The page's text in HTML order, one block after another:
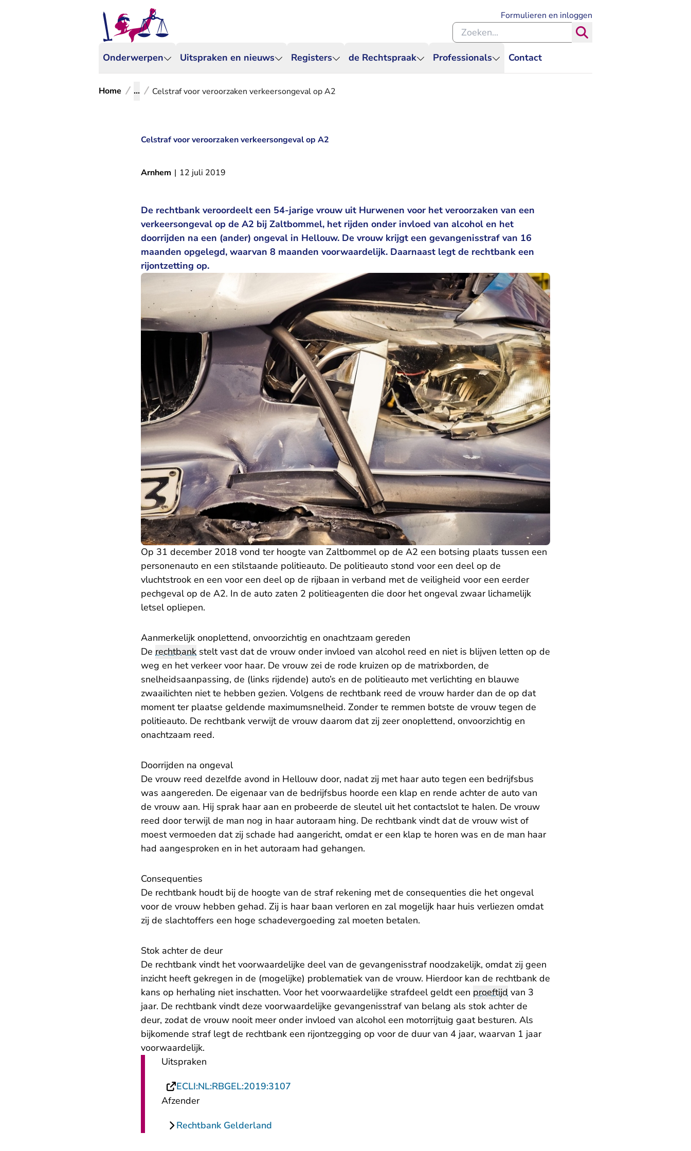
Onderwerpen Uitspraken en nieuws Registers de Rechtspraak Professionals Contact
Formulieren en inloggen
Zoeken binnen de Rechtspraak
Home ... Celstraf voor veroorzaken verkeersongeval op A2
Celstraf voor veroorzaken verkeersongeval op A2
Arnhem | 12 juli 2019
De rechtbank veroordeelt een 54-jarige vrouw uit Hurwenen voor het veroorzaken van een
verkeersongeval op de A2 bij Zaltbommel, het rijden onder invloed van alcohol en het
doorrijden na een (ander) ongeval in Hellouw. De vrouw krijgt een gevangenisstraf van 16
maanden opgelegd, waarvan 8 maanden voorwaardelijk. Daarnaast legt de rechtbank een
rijontzetting op.
Op 31 december 2018 vond ter hoogte van Zaltbommel op de A2 een botsing plaats tussen een
personenauto en een stilstaande politieauto. De politieauto stond voor een deel op de
vluchtstrook en een voor een deel op de rijbaan in verband met de veiligheid voor een eerder
pechgeval op de A2. In de auto zaten 2 politieagenten die door het ongeval zwaar lichamelijk
letsel opliepen.
Aanmerkelijk onoplettend, onvoorzichtig en onachtzaam gereden
De rechtbank stelt vast dat de vrouw onder invloed van alcohol reed en niet is blijven letten op de
weg en het verkeer voor haar. De vrouw zei de rode kruizen op de matrixborden, de
snelheidsaanpassing, de (links rijdende) auto’s en de politieauto met verlichting en blauwe
zwaailichten niet te hebben gezien. Volgens de rechtbank reed de vrouw harder dan de op dat
moment ter plaatse geldende maximumsnelheid. Zonder te remmen botste de vrouw tegen de
politieauto. De rechtbank verwijt de vrouw daarom dat zij zeer onoplettend, onvoorzichtig en
onachtzaam reed.
Doorrijden na ongeval
De vrouw reed dezelfde avond in Hellouw door, nadat zij met haar auto tegen een bedrijfsbus
was aangereden. De eigenaar van de bedrijfsbus hoorde een klap en rende achter de auto van
de vrouw aan. Hij sprak haar aan en probeerde de sleutel uit het contactslot te halen. De vrouw
reed door terwijl de man nog in haar autoraam hing. De rechtbank vindt dat de vrouw wist of
moest vermoeden dat zij schade had aangericht, omdat er een klap te horen was en de man haar
had aangesproken en in het autoraam had gehangen.
Consequenties
De rechtbank houdt bij de hoogte van de straf rekening met de consequenties die het ongeval
voor de vrouw hebben gehad. Zij is haar baan verloren en zal mogelijk haar huis verliezen omdat
zij de slachtoffers een hoge schadevergoeding zal moeten betalen.
Stok achter de deur
De rechtbank vindt het voorwaardelijke deel van de gevangenisstraf noodzakelijk, omdat zij geen
inzicht heeft gekregen in de (mogelijke) problematiek van de vrouw. Hierdoor kan de rechtbank de
kans op herhaling niet inschatten. Voor het voorwaardelijke strafdeel geldt een proeftijd van 3
jaar. De rechtbank vindt deze voorwaardelijke gevangenisstraf van belang als stok achter de
deur, zodat de vrouw nooit meer onder invloed van alcohol een motorrijtuig gaat besturen. Als
bijkomende straf legt de rechtbank een rijontzegging op voor de duur van 4 jaar, waarvan 1 jaar
voorwaardelijk.
Uitspraken
ECLI:NL:RBGEL:2019:3107
Afzender
Rechtbank Gelderland